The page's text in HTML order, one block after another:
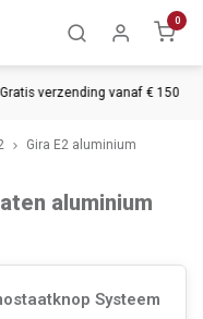
0
verzending vanaf € 150
Gira E2 aluminium
aluminium
Systeem